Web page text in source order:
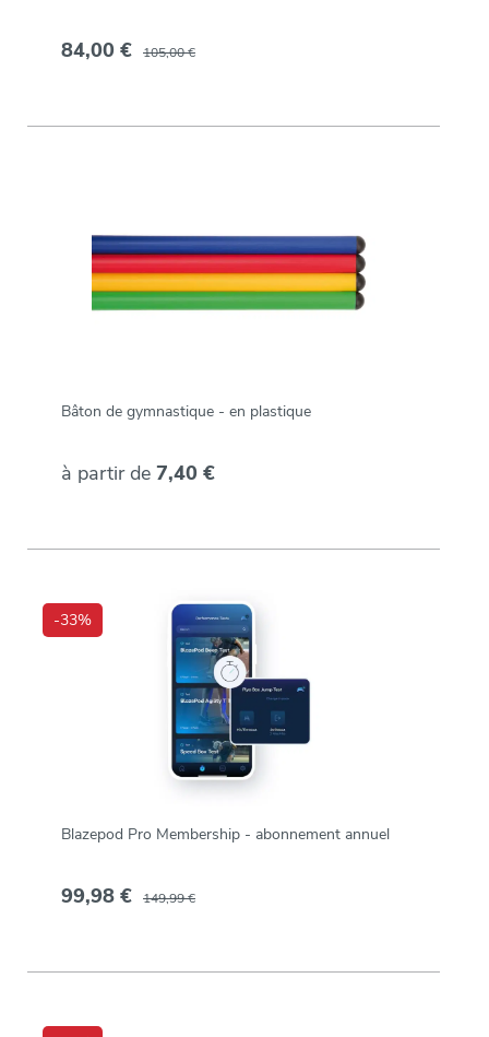
84,00 € 105,00 €
Bâton de gymnastique - en plastique
à partir de 7,40 €
-33%
Blazepod Pro Membership - abonnement annuel
99,98 € 149,99 €